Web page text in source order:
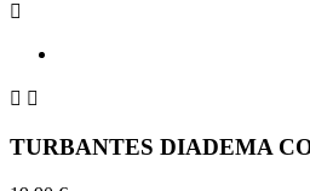

 
TURBANTES DIADEMA